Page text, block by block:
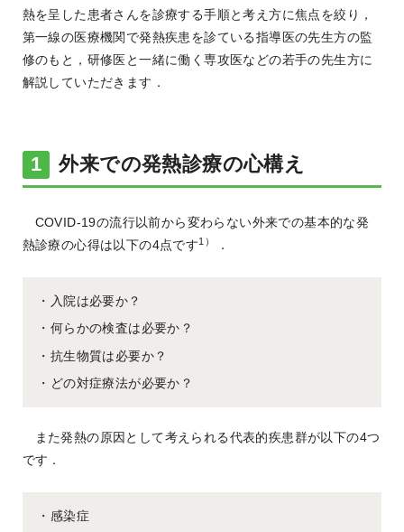
熱を呈した患者さんを診療する手順と考え方に焦点を絞り，
第一線の医療機関で発熱疾患を診ている指導医の先生方の監
修のもと，研修医と一緒に働く専攻医などの若手の先生方に
解説していただきます．
外来での発熱診療の心構え
COVID-19の流行以前から変わらない外来での基本的な発
熱診療の心得は以下の4点です1） ．
・入院は必要か？
・何らかの検査は必要か？
・抗生物質は必要か？
・どの対症療法が必要か？
また発熱の原因として考えられる代表的疾患群が以下の4つ
です．
・感染症